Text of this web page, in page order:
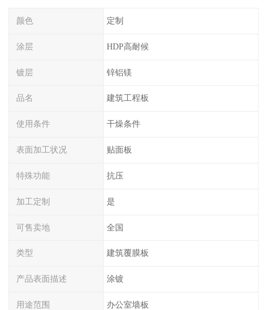
颜色 定制
涂层 HDP高耐候
镀层 锌铝镁
品名 建筑工程板
使用条件 干燥条件
表面加工状况 贴面板
特殊功能 抗压
加工定制 是
可售卖地 全国
类型 建筑覆膜板
产品表面描述 涂镀
用途范围 办公室墙板